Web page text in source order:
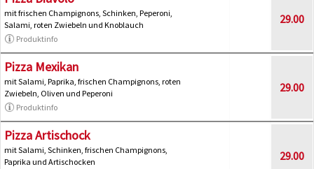
mit frischen Champignons, Schinken, Peperoni,
Salami, roten Zwiebeln und Knoblauch
Produktinfo
29.00
Pizza Mexikan
mit Salami, Paprika, frischen Champignons, roten
Zwiebeln, Oliven und Peperoni
Produktinfo
29.00
Pizza Artischock
mit Salami, Schinken, frischen Champignons,
Paprika und Artischocken
29.00